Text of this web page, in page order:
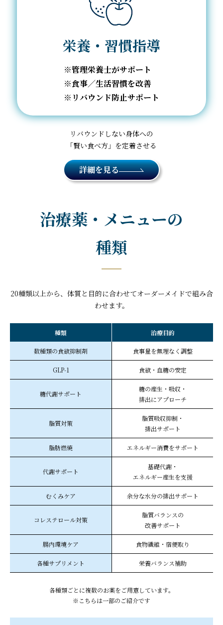
栄養・習慣指導
管理栄養士がサポート
食事／生活習慣を改善
リバウンド防止サポート
リバウンドしない身体への
「賢い食べ方」を定着させる
詳細を見る
治療薬・メニューの
種類
20種類以上から、体質と目的に合わせてオーダーメイドで組み合
わせます。
種類 治療目的
数種類の食欲抑制剤 食事量を無理なく調整
GLP-1 食欲・血糖の安定
糖代謝サポート
糖の産生・吸収・
排出にアプローチ
脂質対策
脂質吸収抑制・
排出サポート
脂肪燃焼 エネルギー消費をサポート
代謝サポート
基礎代謝・
エネルギー産生を支援
むくみケア 余分な水分の排出サポート
コレステロール対策
脂質バランスの
改善サポート
腸内環境ケア 食物繊維・宿便取り
各種サプリメント 栄養バランス補助
各種類ごとに複数のお薬をご用意しています。
※こちらは一部のご紹介です